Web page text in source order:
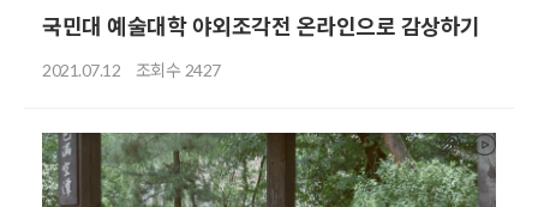
국민대 예술대학 야외조각전 온라인으로 감상하기
2021.07.12 조회수 2427